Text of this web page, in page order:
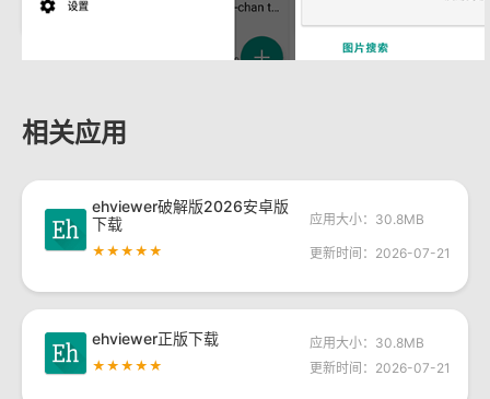
相关应用
ehviewer破解版2026安卓版
下载
★★★★★
应用大小：30.8MB
更新时间：2026-07-21
ehviewer正版下载
★★★★★
应用大小：30.8MB
更新时间：2026-07-21